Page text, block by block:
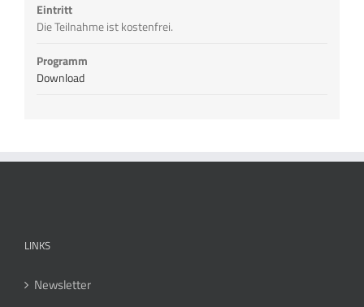
Eintritt
Die Teilnahme ist kostenfrei.
Programm
Download
LINKS
Newsletter